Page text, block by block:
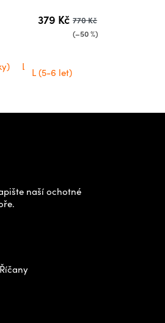
L (5-6 let)
379 Kč 770 Kč
(–50 %)
L (5-6 let)
naší ochotné